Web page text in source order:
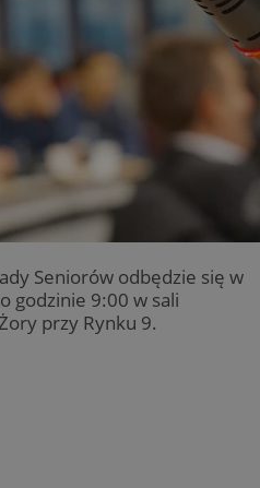
Seniorów odbędzie się w
o godzinie 9:00 w sali
przy Rynku 9.